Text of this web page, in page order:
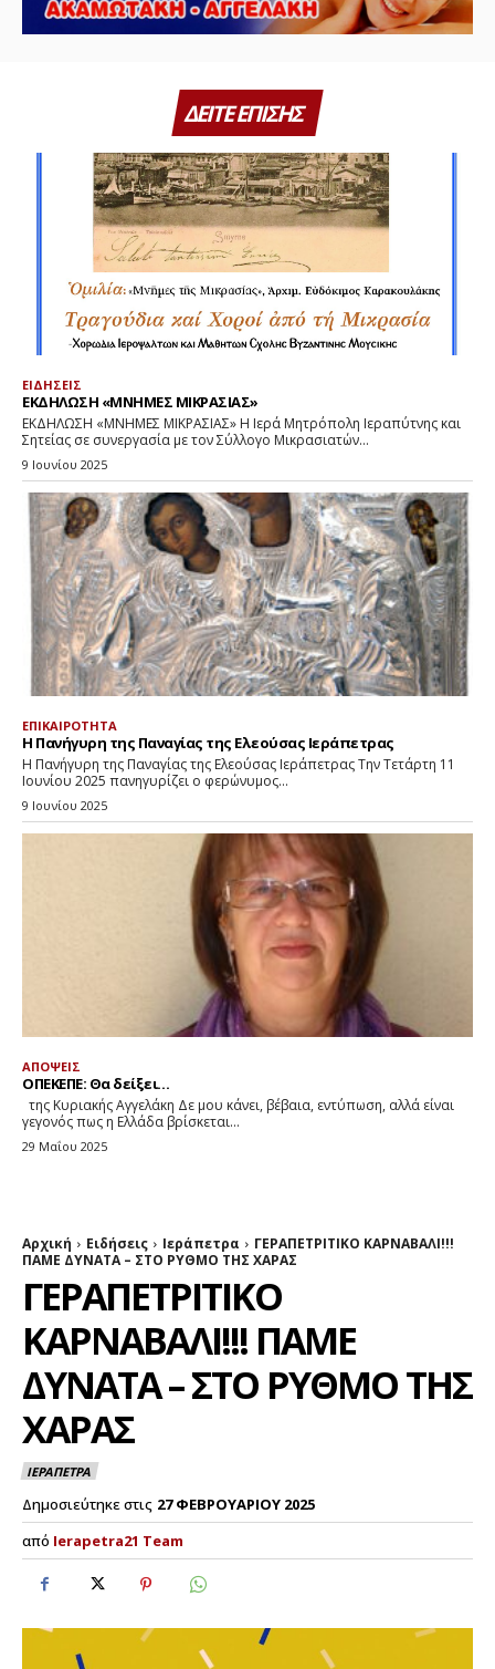
ΔΕΙΤΕ ΕΠΙΣΗΣ
ΕΙΔΗΣΕΙΣ
ΕΚΔΗΛΩΣΗ «ΜΝΗΜΕΣ ΜΙΚΡΑΣΙΑΣ»
ΕΚΔΗΛΩΣΗ «ΜΝΗΜΕΣ ΜΙΚΡΑΣΙΑΣ» Η Ιερά Μητρόπολη Ιεραπύτνης και
Σητείας σε συνεργασία με τον Σύλλογο Μικρασιατών...
9 Ιουνίου 2025
ΕΠΙΚΑΙΡΟΤΗΤΑ
Η Πανήγυρη της Παναγίας της Ελεούσας Ιεράπετρας
Η Πανήγυρη της Παναγίας της Ελεούσας Ιεράπετρας Την Τετάρτη 11
Ιουνίου 2025 πανηγυρίζει ο φερώνυμος...
9 Ιουνίου 2025
ΑΠΟΨΕΙΣ
ΟΠΕΚΕΠΕ: Θα δείξει…
γεγονός πως η Ελλάδα βρίσκεται...
29 Μαΐου 2025